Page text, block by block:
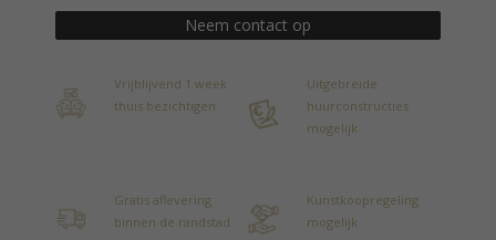
Neem contact op
Vrijblijvend 1 week
thuis bezichtigen
Uitgebreide
huurconstructies
mogelijk
Gratis aflevering
binnen de randstad
Kunstkoopregeling
mogelijk